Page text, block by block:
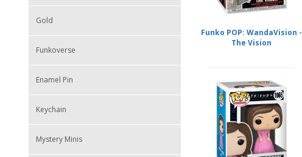
Gold
Funkoverse
Enamel Pin
Keychain
Mystery Minis
Funko POP: WandaVision -
The Vision